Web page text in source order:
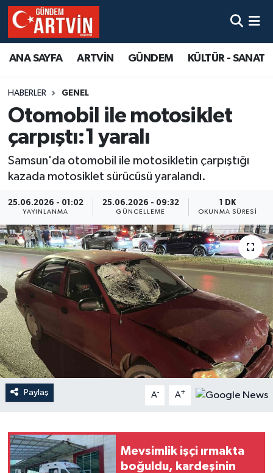
ANA SAYFA ARTVİN GÜNDEM KÜLTÜR - SANAT
HABERLER GENEL
Otomobil ile motosiklet
çarpıştı:1 yaralı
Samsun'da otomobil ile motosikletin çarpıştığı
kazada motosiklet sürücüsü yaralandı.
25.06.2026 - 01:02
YAYINLANMA
25.06.2026 - 09:32
GÜNCELLEME
1 DK
OKUNMA SÜRESI
Paylaş A- A+
Mevsimlik işçi ırmakta
boğuldu, kardeşinin